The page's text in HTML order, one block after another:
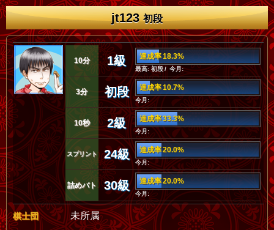
jt123初段
10分 1級 達成率 18.3%
最高: 初段 / 今月:
3分 初段 達成率 10.7%
今月:
10秒 2級 達成率 33.3%
今月:
スプリント 24級 達成率 20.0%
今月:
詰めバト 30級 達成率 20.0%
今月:
棋士団 未所属